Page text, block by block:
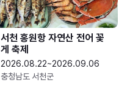
서천 홍원항 자연산 전어 꽃
게 축제
2026.08.22~2026.09.06
충청남도 서천군